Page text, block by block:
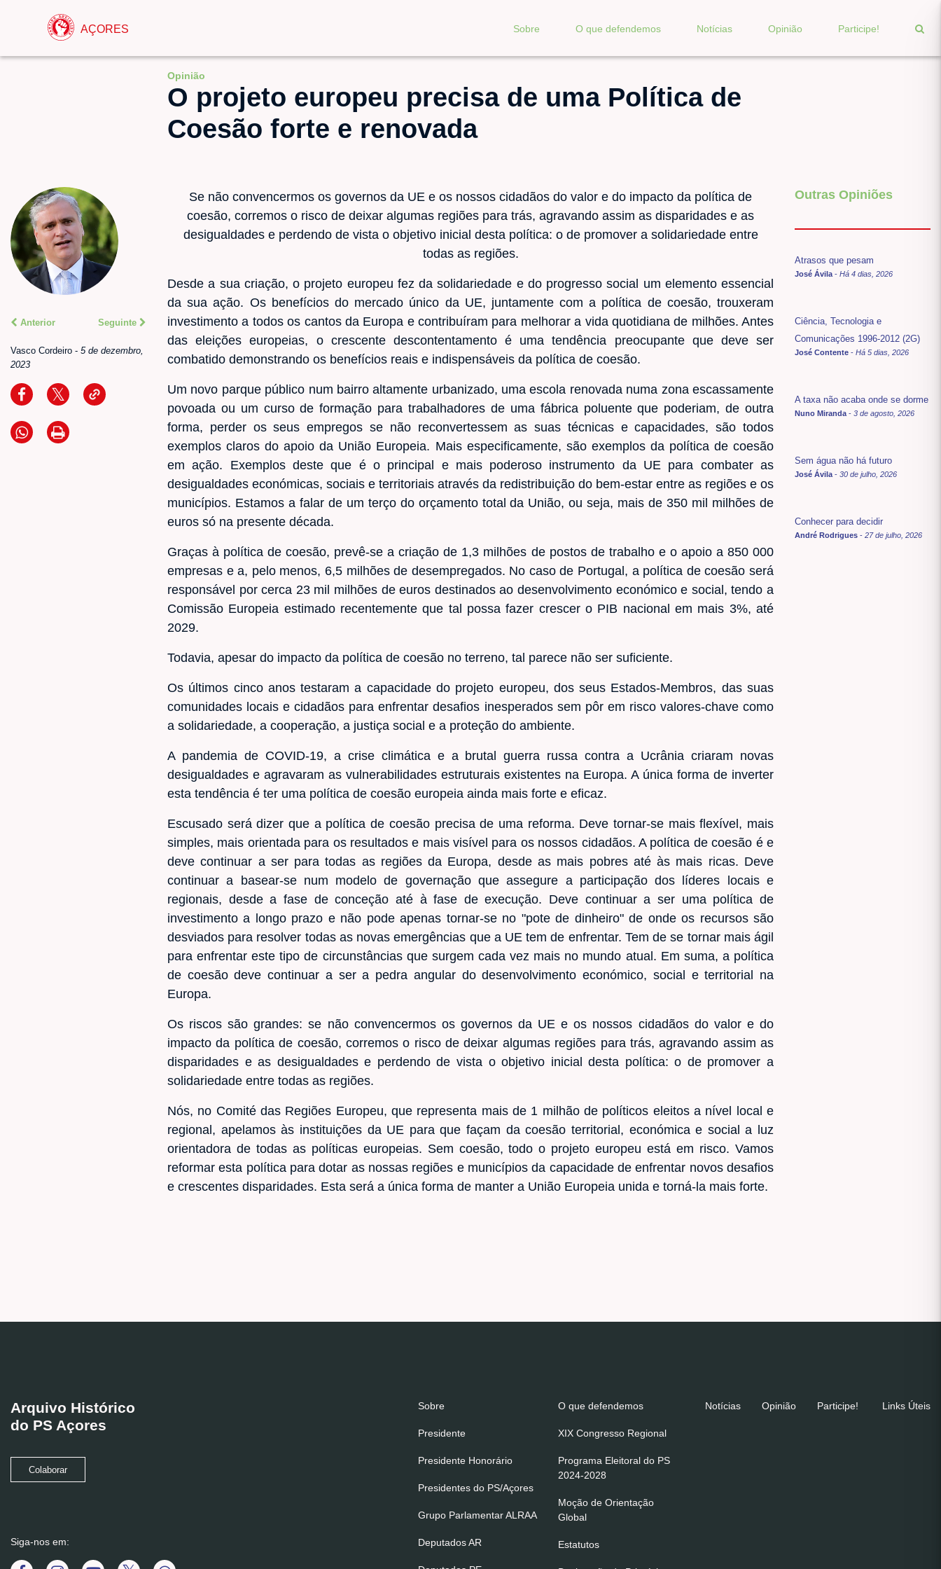
AÇORES Sobre O que defendemos Notícias Opinião Participe!
Opinião
O projeto europeu precisa de uma Política de
Coesão forte e renovada
Anterior Seguinte
Vasco Cordeiro - 5 de dezembro,
2023
Se não convencermos os governos da UE e os nossos cidadãos do valor e do impacto da política de
coesão, corremos o risco de deixar algumas regiões para trás, agravando assim as disparidades e as
desigualdades e perdendo de vista o objetivo inicial desta política: o de promover a solidariedade entre
todas as regiões.
Desde a sua criação, o projeto europeu fez da solidariedade e do progresso social um elemento essencial
da sua ação. Os benefícios do mercado único da UE, juntamente com a política de coesão, trouxeram
investimento a todos os cantos da Europa e contribuíram para melhorar a vida quotidiana de milhões. Antes
das eleições europeias, o crescente descontentamento é uma tendência preocupante que deve ser
combatido demonstrando os benefícios reais e indispensáveis da política de coesão.
Um novo parque público num bairro altamente urbanizado, uma escola renovada numa zona escassamente
povoada ou um curso de formação para trabalhadores de uma fábrica poluente que poderiam, de outra
forma, perder os seus empregos se não reconvertessem as suas técnicas e capacidades, são todos
exemplos claros do apoio da União Europeia. Mais especificamente, são exemplos da política de coesão
em ação. Exemplos deste que é o principal e mais poderoso instrumento da UE para combater as
desigualdades económicas, sociais e territoriais através da redistribuição do bem-estar entre as regiões e os
municípios. Estamos a falar de um terço do orçamento total da União, ou seja, mais de 350 mil milhões de
euros só na presente década.
Graças à política de coesão, prevê-se a criação de 1,3 milhões de postos de trabalho e o apoio a 850 000
empresas e a, pelo menos, 6,5 milhões de desempregados. No caso de Portugal, a política de coesão será
responsável por cerca 23 mil milhões de euros destinados ao desenvolvimento económico e social, tendo a
Comissão Europeia estimado recentemente que tal possa fazer crescer o PIB nacional em mais 3%, até
2029.
Todavia, apesar do impacto da política de coesão no terreno, tal parece não ser suficiente.
Os últimos cinco anos testaram a capacidade do projeto europeu, dos seus Estados-Membros, das suas
comunidades locais e cidadãos para enfrentar desafios inesperados sem pôr em risco valores-chave como
a solidariedade, a cooperação, a justiça social e a proteção do ambiente.
A pandemia de COVID-19, a crise climática e a brutal guerra russa contra a Ucrânia criaram novas
desigualdades e agravaram as vulnerabilidades estruturais existentes na Europa. A única forma de inverter
esta tendência é ter uma política de coesão europeia ainda mais forte e eficaz.
Escusado será dizer que a política de coesão precisa de uma reforma. Deve tornar-se mais flexível, mais
simples, mais orientada para os resultados e mais visível para os nossos cidadãos. A política de coesão é e
deve continuar a ser para todas as regiões da Europa, desde as mais pobres até às mais ricas. Deve
continuar a basear-se num modelo de governação que assegure a participação dos líderes locais e
regionais, desde a fase de conceção até à fase de execução. Deve continuar a ser uma política de
investimento a longo prazo e não pode apenas tornar-se no "pote de dinheiro" de onde os recursos são
desviados para resolver todas as novas emergências que a UE tem de enfrentar. Tem de se tornar mais ágil
para enfrentar este tipo de circunstâncias que surgem cada vez mais no mundo atual. Em suma, a política
de coesão deve continuar a ser a pedra angular do desenvolvimento económico, social e territorial na
Europa.
Os riscos são grandes: se não convencermos os governos da UE e os nossos cidadãos do valor e do
impacto da política de coesão, corremos o risco de deixar algumas regiões para trás, agravando assim as
disparidades e as desigualdades e perdendo de vista o objetivo inicial desta política: o de promover a
solidariedade entre todas as regiões.
Nós, no Comité das Regiões Europeu, que representa mais de 1 milhão de políticos eleitos a nível local e
regional, apelamos às instituições da UE para que façam da coesão territorial, económica e social a luz
orientadora de todas as políticas europeias. Sem coesão, todo o projeto europeu está em risco. Vamos
reformar esta política para dotar as nossas regiões e municípios da capacidade de enfrentar novos desafios
e crescentes disparidades. Esta será a única forma de manter a União Europeia unida e torná-la mais forte.
Outras Opiniões
Atrasos que pesam
José Ávila - Há 4 dias, 2026
Ciência, Tecnologia e
Comunicações 1996-2012 (2G)
José Contente - Há 5 dias, 2026
A taxa não acaba onde se dorme
Nuno Miranda - 3 de agosto, 2026
Sem água não há futuro
José Ávila - 30 de julho, 2026
Conhecer para decidir
André Rodrigues - 27 de julho, 2026
Arquivo Histórico
do PS Açores
Colaborar
Siga-nos em:
Sobre
Presidente
Presidente Honorário
Presidentes do PS/Açores
Grupo Parlamentar ALRAA
Deputados AR
O que defendemos
XIX Congresso Regional
Programa Eleitoral do PS
2024-2028
Moção de Orientação
Global
Estatutos
Notícias Opinião Participe! Links Úteis